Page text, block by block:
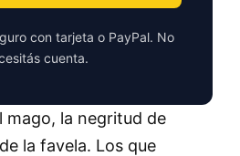
con tarjeta o PayPal. No
cuenta.
mago, la negritud de
la favela. Los que